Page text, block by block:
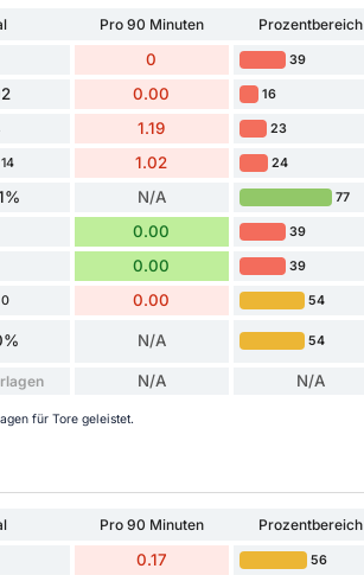
Pro 90 Minuten
Prozentbereich
0 39
0.00 16
1.19 23
1.02 24
N/A 77
0.00 39
0.00 39
0.00 54
N/A 54
N/A N/A
für Tore geleistet.
Pro 90 Minuten
Prozentbereich
0.17 56